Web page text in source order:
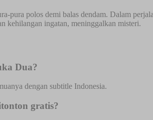
pura polos demi balas dendam. Dalam
kehilangan ingatan, meninggalkan misteri.
Dua?
dengan subtitle Indonesia.
gratis?